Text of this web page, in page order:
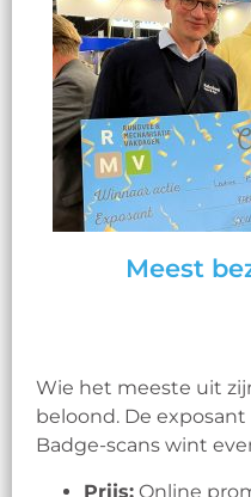
Meest
Wie het meeste uit
beloond. De
Badge-scans wint
Prijs: Online